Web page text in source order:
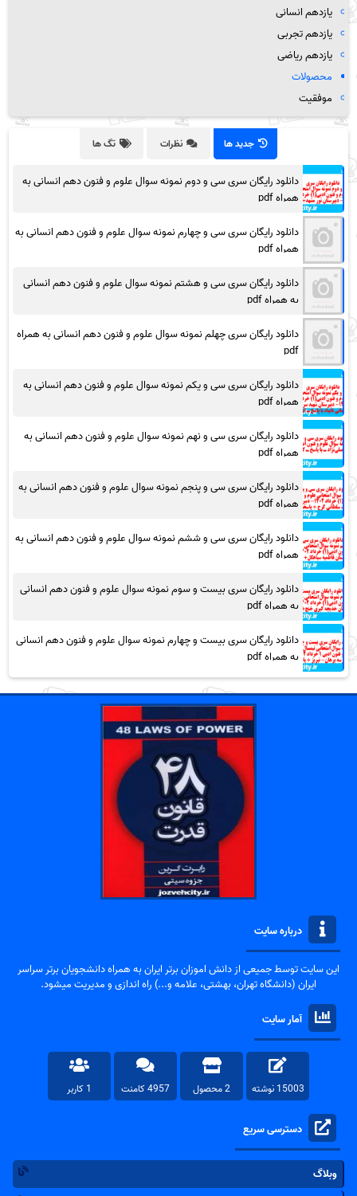
یازدهم انسانی
یازدهم تجربی
یازدهم ریاضی
محصولات
موفقیت
جدید ها نظرات تگ ها
دانلود رایگان سری سی و دوم نمونه سوال علوم و فنون دهم انسانی به
همراه pdf
دانلود رایگان سری سی و چهارم نمونه سوال علوم و فنون دهم انسانی به
همراه pdf
دانلود رایگان سری سی و هشتم نمونه سوال علوم و فنون دهم انسانی
به همراه pdf
دانلود رایگان سری چهلم نمونه سوال علوم و فنون دهم انسانی به همراه
pdf
دانلود رایگان سری سی و یکم نمونه سوال علوم و فنون دهم انسانی به
همراه pdf
دانلود رایگان سری سی و نهم نمونه سوال علوم و فنون دهم انسانی به
همراه pdf
دانلود رایگان سری سی و پنجم نمونه سوال علوم و فنون دهم انسانی به
همراه pdf
دانلود رایگان سری سی و ششم نمونه سوال علوم و فنون دهم انسانی به
همراه pdf
دانلود رایگان سری بیست و سوم نمونه سوال علوم و فنون دهم انسانی
به همراه pdf
دانلود رایگان سری بیست و چهارم نمونه سوال علوم و فنون دهم انسانی
به همراه pdf
درباره سایت
این سایت توسط جمیعی از دانش اموزان برتر ایران به همراه دانشجویان برتر سراسر
ایران (دانشگاه تهران، بهشتی، علامه و...) راه اندازی و مدیریت میشود.
آمار سایت
15003 نوشته 2 محصول 4957 کامنت 1 کاربر
دسترسی سریع
وبلاگ